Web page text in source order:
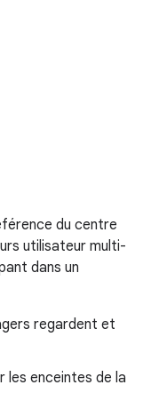
du centre
utilisateur multi-
dans un
regardent et
les enceintes de la